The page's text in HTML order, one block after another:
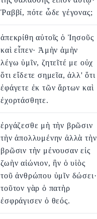
Ῥαββί, πότε ὧδε γέγονας;
ἀπεκρίθη αὐτοῖς ὁ Ἰησοῦς
καὶ εἶπεν· Ἀμὴν ἀμὴν
λέγω ὑμῖν, ζητεῖτέ με οὐχ
ὅτι εἴδετε σημεῖα, ἀλλ' ὅτι
ἐφάγετε ἐκ τῶν ἄρτων καὶ
ἐχορτάσθητε.
ἐργάζεσθε μὴ τὴν βρῶσιν
τὴν ἀπολλυμένην ἀλλὰ τὴν
βρῶσιν τὴν μένουσαν εἰς
ζωὴν αἰώνιον, ἣν ὁ υἱὸς
τοῦ ἀνθρώπου ὑμῖν δώσει·
τοῦτον γὰρ ὁ πατὴρ
ἐσφράγισεν ὁ θεός.